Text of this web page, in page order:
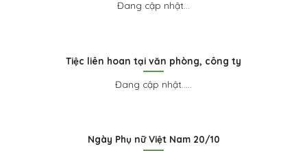
Đang cập nhật...
Tiệc liên hoan tại văn phòng, công ty
Đang cập nhật.....
Ngày Phụ nữ Việt Nam 20/10